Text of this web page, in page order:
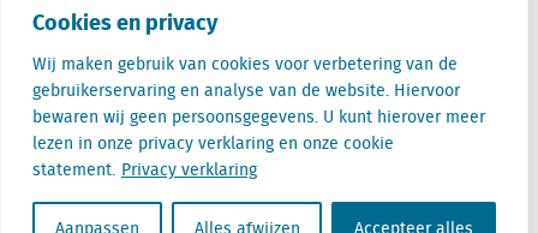
Cookies en privacy
Wij maken gebruik van cookies voor verbetering van de
gebruikerservaring en analyse van de website. Hiervoor
bewaren wij geen persoonsgegevens. U kunt hierover meer
lezen in onze privacy verklaring en onze cookie
statement. Privacy verklaring
Aanpassen Alles afwijzen Accepteer alles
Stationsplein 32
België
Cantersteen 47
1000 Brussel